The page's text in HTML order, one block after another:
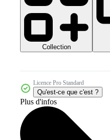
Collection
Licence Pro Standard
Qu'est-ce que c'est ?
Plus d'infos